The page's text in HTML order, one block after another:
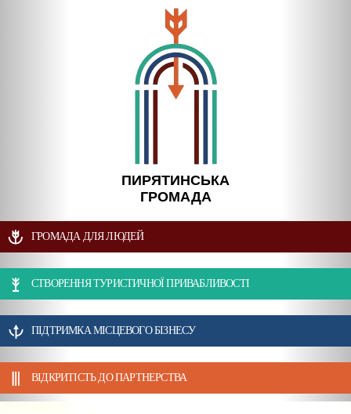
ПИРЯТИНСЬКА
ГРОМАДА
ГРОМАДА ДЛЯ ЛЮДЕЙ
СТВОРЕННЯ ТУРИСТИЧНОЇ ПРИВАБЛИВОСТІ
ПІДТРИМКА МІСЦЕВОГО БІЗНЕСУ
ВІДКРИТІСТЬ ДО ПАРТНЕРСТВА